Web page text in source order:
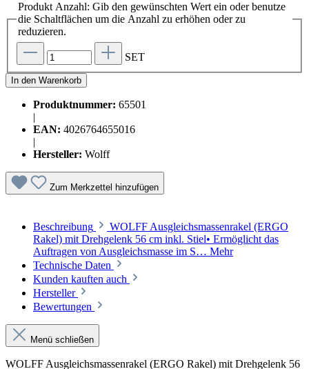
Produkt Anzahl: Gib den gewünschten Wert ein oder benutze
die Schaltflächen um die Anzahl zu erhöhen oder zu
reduzieren.
SET
In den Warenkorb
Produktnummer: 65501
|
EAN: 4026764655016
|
Hersteller: Wolff
Zum Merkzettel hinzufügen
Beschreibung
WOLFF Ausgleichsmassenrakel (ERGO
Rakel) mit Drehgelenk 56 cm inkl. Stiel• Ermöglicht das
Auftragen von Ausgleichsmasse im S… Mehr
Technische Daten
Kunden kauften auch
Hersteller
Bewertungen
Menü schließen
WOLFF Ausgleichsmassenrakel (ERGO Rakel) mit Drehgelenk 56